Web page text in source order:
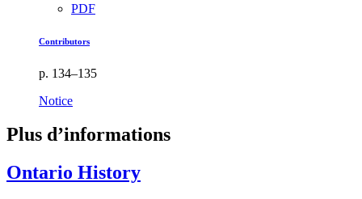
PDF
Contributors
p. 134–135
Notice
Plus d’informations
Ontario History